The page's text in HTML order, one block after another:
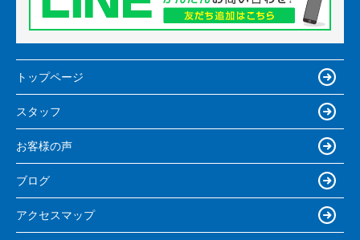
トップページ
スタッフ
お客様の声
ブログ
アクセスマップ